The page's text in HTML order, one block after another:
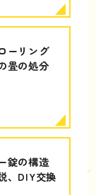
ーリング
畳の処分
錠の構造
、DIY交換